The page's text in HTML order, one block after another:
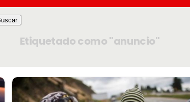
Etiquetado como "anuncio"